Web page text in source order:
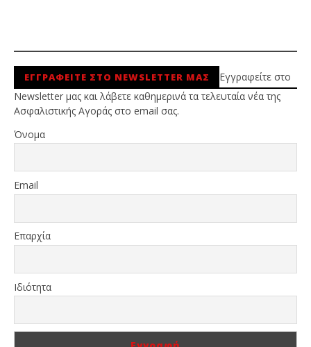
ΕΓΓΡΑΦΕΙΤΕ ΣΤΟ NEWSLETTER ΜΑΣ
Εγγραφείτε στο
Newsletter μας και λάβετε καθημερινά τα τελευταία νέα της
Ασφαλιστικής Αγοράς στο email σας.
Όνομα
Email
Επαρχία
Ιδιότητα